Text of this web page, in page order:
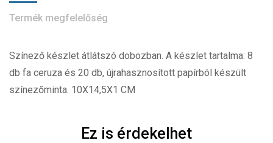
Termék megfelelőség
Színező készlet átlátszó dobozban. A készlet tartalma: 8
db fa ceruza és 20 db, újrahasznosított papírból készült
színezőminta. 10X14,5X1 CM
Ez is érdekelhet